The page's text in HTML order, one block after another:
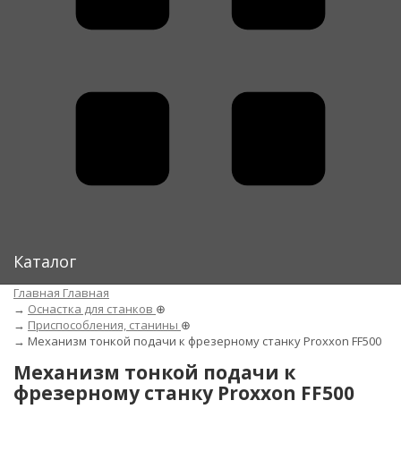
Каталог
Главная Главная
→ Оснастка для станков ⊕
→ Приспособления, станины ⊕
→ Механизм тонкой подачи к фрезерному станку Proxxon FF500
Механизм тонкой подачи к
фрезерному станку Proxxon FF500